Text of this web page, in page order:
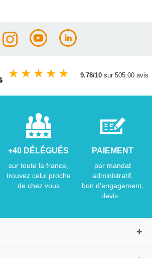
★ ★ ★ ★ ★ 9.78/10 sur 505.00 avis
+40 DÉLÉGUÉS
sur toute la france,
trouvez celui proche
de chez vous
PAIEMENT
par mandat
administratif,
bon d'engagement,
devis...